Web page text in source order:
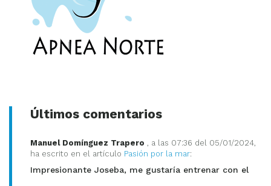
Últimos comentarios
Manuel Domínguez Trapero
, a las 07:36 del 05/01/2024,
ha escrito en el artículo Pasión por la mar:
Impresionante Joseba, me gustaría entrenar con el